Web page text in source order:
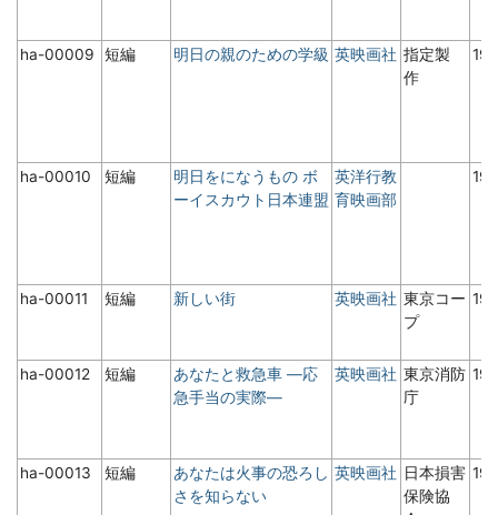
ha-00009 短編 明日の親のための学級 英映画社 指定製
作
ha-00010 短編
明日をになうもの ボ
ーイスカウト日本連盟
英洋行教
育映画部
ha-00011 短編 新しい街 英映画社 東京コー
プ
ha-00012 短編
あなたと救急車 ―応
急手当の実際―
英映画社 東京消防
庁
ha-00013 短編
あなたは火事の恐ろし
さを知らない
英映画社 日本損害
保険協